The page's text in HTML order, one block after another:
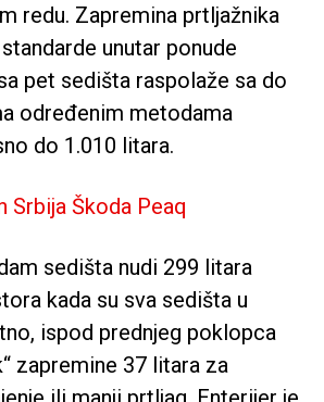
redu. Zapremina prtljažnika
unutar ponude
pet sedišta raspolaže sa do
određenim metodama
do 1.010 litara.
sedišta nudi 299 litara
kada su sva sedišta u
ispod prednjeg poklopca
zapremine 37 litara za